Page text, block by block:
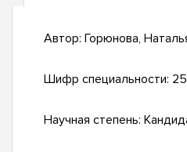
Автор: Горюнова,
Шифр специальности:
Научная степень: